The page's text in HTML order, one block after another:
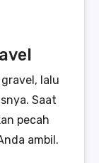
lalu
Saat
pecah
ambil.